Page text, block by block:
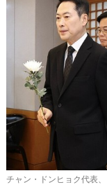
チャン・ドンヒョク代表